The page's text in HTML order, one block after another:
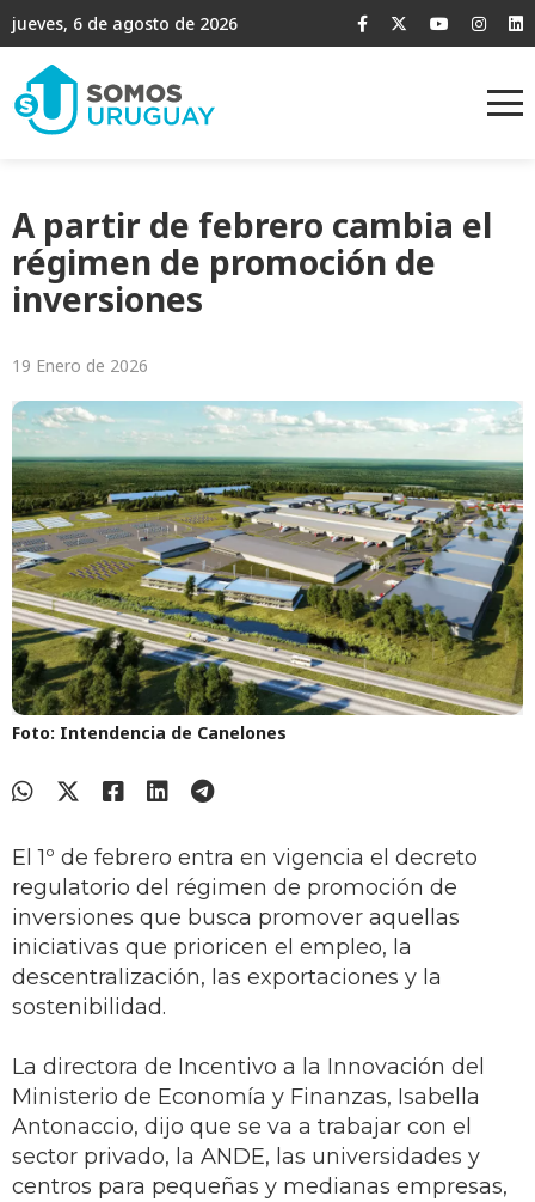
jueves, 6 de agosto de 2026
A partir de febrero cambia el
régimen de promoción de
inversiones
19 Enero de 2026
Foto: Intendencia de Canelones
El 1º de febrero entra en vigencia el decreto
regulatorio del régimen de promoción de
inversiones que busca promover aquellas
iniciativas que prioricen el empleo, la
descentralización, las exportaciones y la
sostenibilidad.
La directora de Incentivo a la Innovación del
Ministerio de Economía y Finanzas, Isabella
Antonaccio, dijo que se va a trabajar con el
sector privado, la ANDE, las universidades y
centros para pequeñas y medianas empresas,